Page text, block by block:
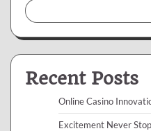
Recent Posts
Online Casino
Excitement Never